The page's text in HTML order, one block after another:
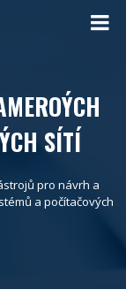
SÍTÍ
pro návrh a
a počítačových